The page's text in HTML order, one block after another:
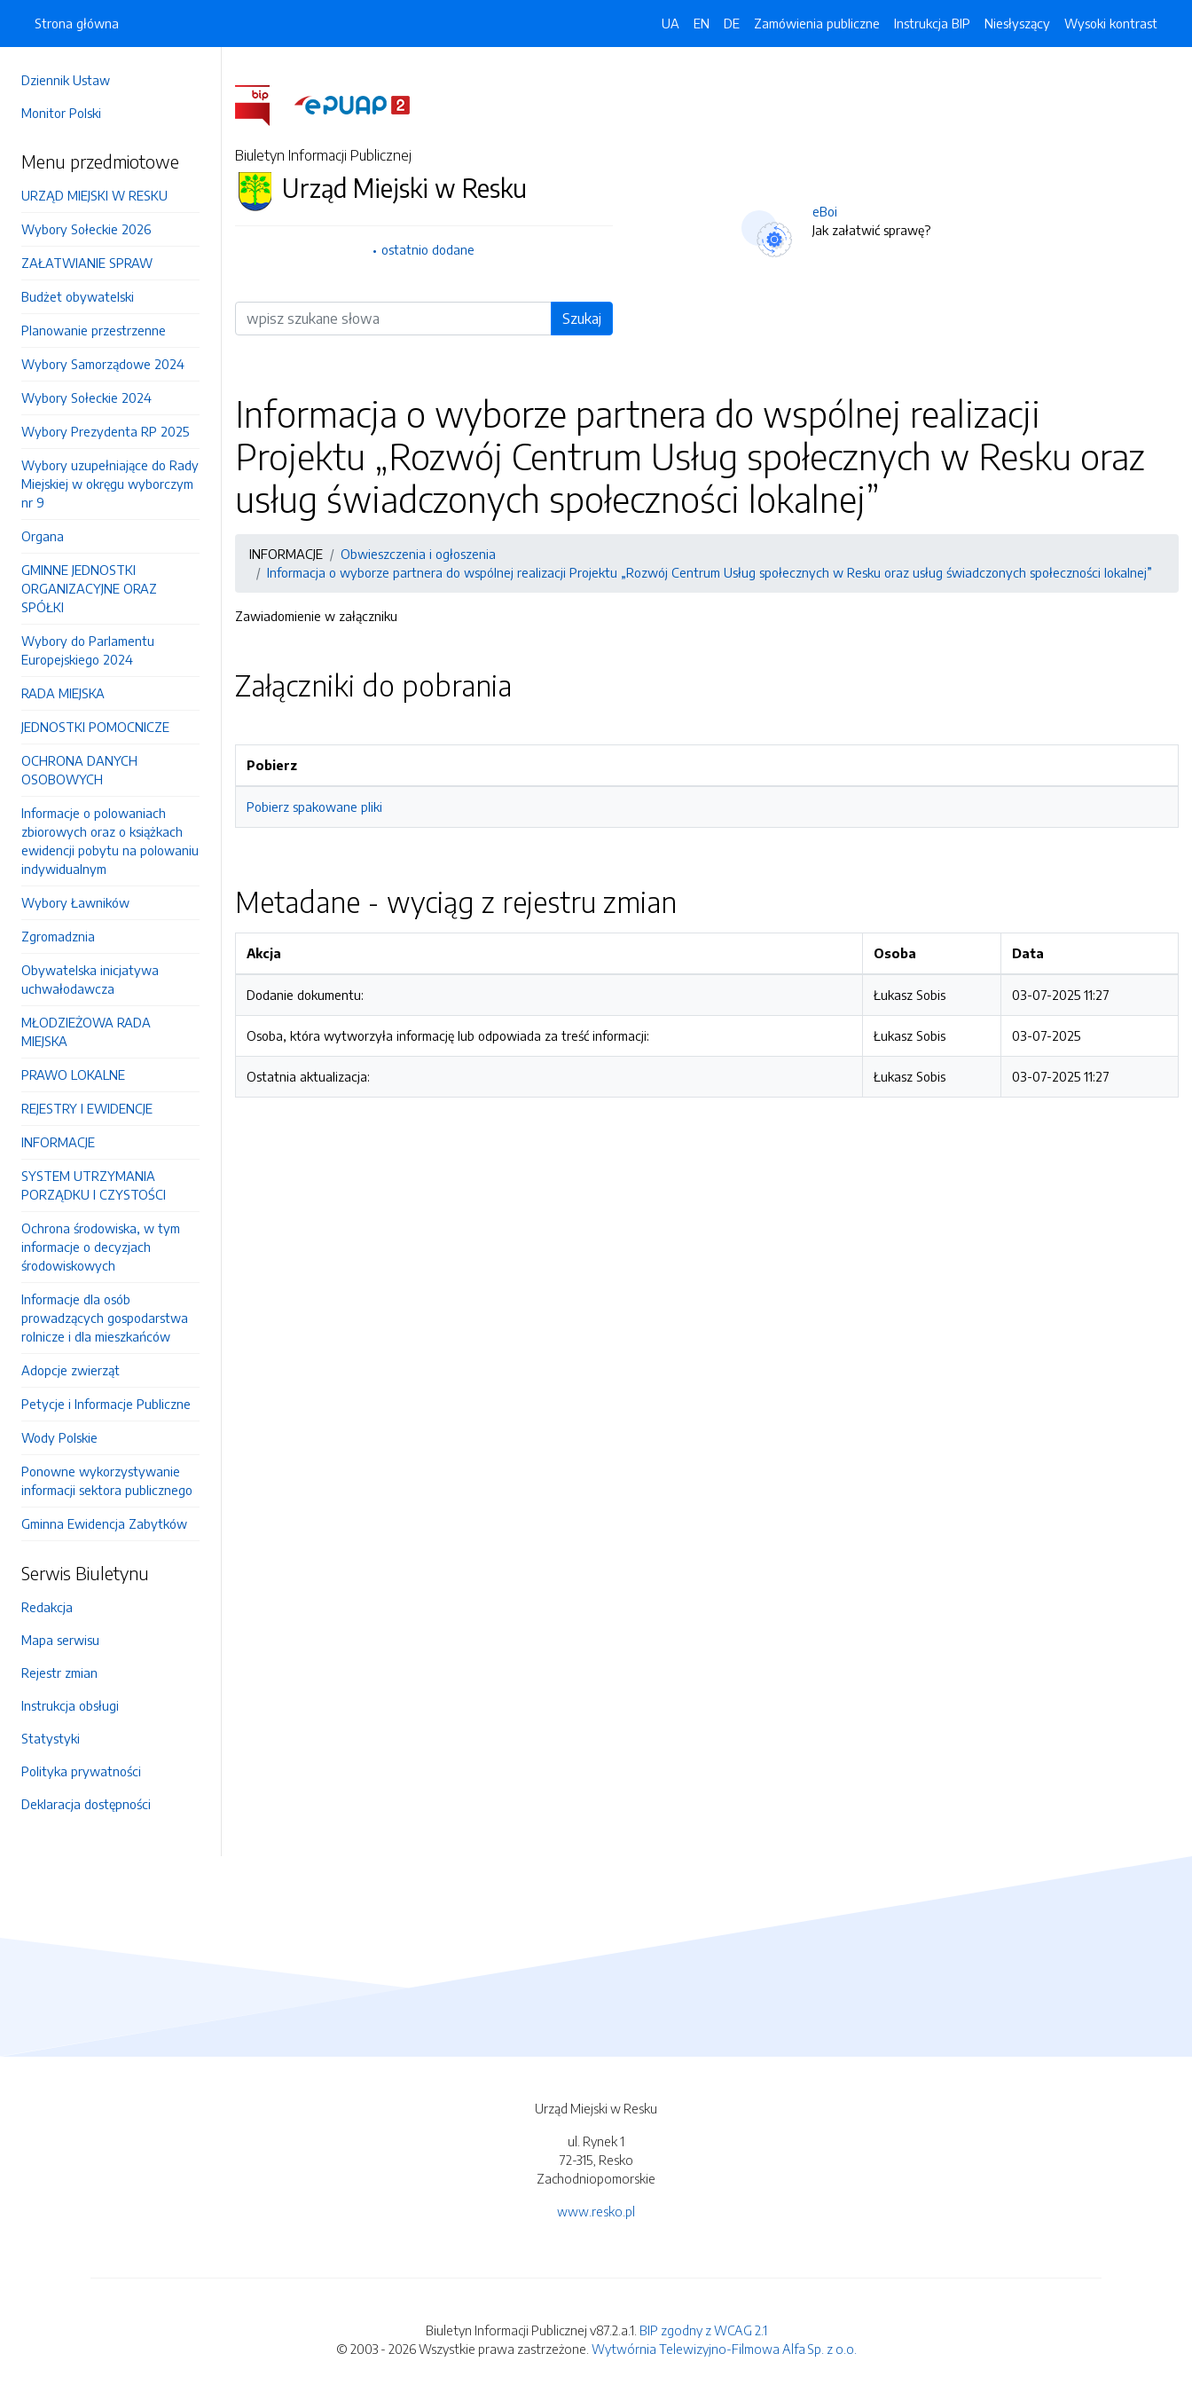
Dziennik Ustaw
Monitor Polski
Menu przedmiotowe
URZĄD MIEJSKI W RESKU
Wybory Sołeckie 2026
ZAŁATWIANIE SPRAW
Budżet obywatelski
Planowanie przestrzenne
Wybory Samorządowe 2024
Wybory Sołeckie 2024
Wybory Prezydenta RP 2025
Wybory uzupełniające do Rady
Miejskiej w okręgu wyborczym
nr 9
Organa
GMINNE JEDNOSTKI
ORGANIZACYJNE ORAZ
SPÓŁKI
Wybory do Parlamentu
Europejskiego 2024
RADA MIEJSKA
JEDNOSTKI POMOCNICZE
OCHRONA DANYCH
OSOBOWYCH
Informacje o polowaniach
zbiorowych oraz o książkach
ewidencji pobytu na polowaniu
indywidualnym
Wybory Ławników
Zgromadznia
Obywatelska inicjatywa
uchwałodawcza
MŁODZIEŻOWA RADA
MIEJSKA
PRAWO LOKALNE
REJESTRY I EWIDENCJE
INFORMACJE
SYSTEM UTRZYMANIA
PORZĄDKU I CZYSTOŚCI
Ochrona środowiska, w tym
informacje o decyzjach
środowiskowych
Informacje dla osób
prowadzących gospodarstwa
rolnicze i dla mieszkańców
Adopcje zwierząt
Petycje i Informacje Publiczne
Wody Polskie
Ponowne wykorzystywanie
informacji sektora publicznego
Gminna Ewidencja Zabytków
Serwis Biuletynu
Redakcja
Mapa serwisu
Rejestr zmian
Instrukcja obsługi
Statystyki
Polityka prywatności
Deklaracja dostępności
Strona główna UA EN DE Zamówienia publiczne Instrukcja BIP Niesłyszący Wysoki kontrast
Biuletyn Informacji Publicznej
Urząd Miejski w Resku
ostatnio dodane
Wyszukiwarka Szukaj
eBoi
Jak załatwić sprawę?
Informacja o wyborze partnera do wspólnej realizacji
Projektu „Rozwój Centrum Usług społecznych w Resku oraz
usług świadczonych społeczności lokalnej”
INFORMACJE
Obwieszczenia i ogłoszenia
Informacja o wyborze partnera do wspólnej realizacji Projektu „Rozwój Centrum Usług społecznych w Resku oraz usług świadczonych społeczności lokalnej”
Zawiadomienie w załączniku
Załączniki do pobrania
Pobierz
Pobierz spakowane pliki
Metadane - wyciąg z rejestru zmian
Akcja Osoba Data
Dodanie dokumentu: Łukasz Sobis 03-07-2025 11:27
Osoba, która wytworzyła informację lub odpowiada za treść informacji: Łukasz Sobis 03-07-2025
Ostatnia aktualizacja: Łukasz Sobis 03-07-2025 11:27
Urząd Miejski w Resku
ul. Rynek 1
72-315, Resko
Zachodniopomorskie
www.resko.pl
Biuletyn Informacji Publicznej v87.2.a.1. BIP zgodny z WCAG 2.1
© 2003 - 2026 Wszystkie prawa zastrzeżone. Wytwórnia Telewizyjno-Filmowa Alfa Sp. z o.o.